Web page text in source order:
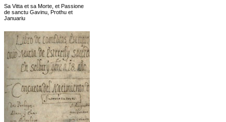
Sa Vitta et sa Morte, et Passione
de sanctu Gavinu, Prothu et
Januariu